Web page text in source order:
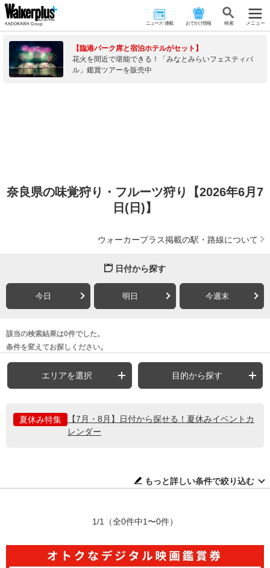
ニュース･連載 おでかけ情報 検 索 メニュー
【臨港パーク席と宿泊ホテルがセット】
花火を間近で堪能できる！「みなとみらいフェスティバ
ル」鑑賞ツアーを販売中
奈良県の味覚狩り・フルーツ狩り【2026年6月7
日(日)】
ウォーカープラス掲載の駅・路線について
日付から探す
今日 明日 今週末
該当の検索結果は0件でした。
条件を変えてお探しください。
エリアを選択 目的から探す
夏休み特集
【7月・8月】日付から探せる！夏休みイベントカ
レンダー
もっと詳しい条件で絞り込む
1/1 （全0件中1〜0件）